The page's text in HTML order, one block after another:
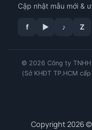
Cập nhật mẫu mới &
f ▶ ♪ Z
© 2026 Công ty TNHH
(Sở KHĐT TP.HCM
Copyright 2026 ©